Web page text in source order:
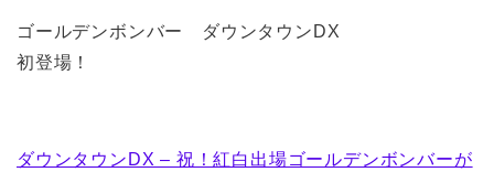
ゴールデンボンバー ダウンタウンDX
初登場！
ダウンタウンDX – 祝！紅白出場ゴールデンボンバーが